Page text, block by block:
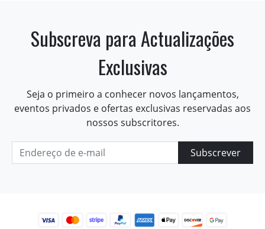
Subscreva para Actualizações
Exclusivas
Seja o primeiro a conhecer novos lançamentos,
eventos privados e ofertas exclusivas reservadas aos
nossos subscritores.
Subscrever